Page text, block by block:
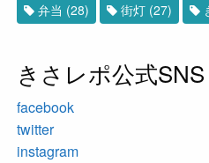
弁当 (28) 街灯 (27)
きさレポ公式SNS
facebook
twitter
instagram